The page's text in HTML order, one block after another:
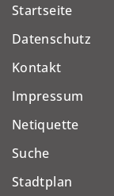
Startseite
Datenschutz
Kontakt
Impressum
Netiquette
Suche
Stadtplan